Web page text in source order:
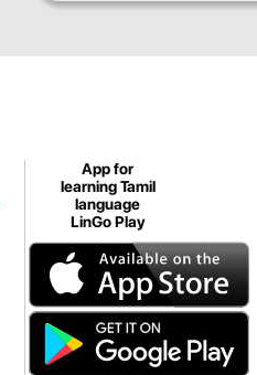
App for
learning Tamil
language
LinGo Play